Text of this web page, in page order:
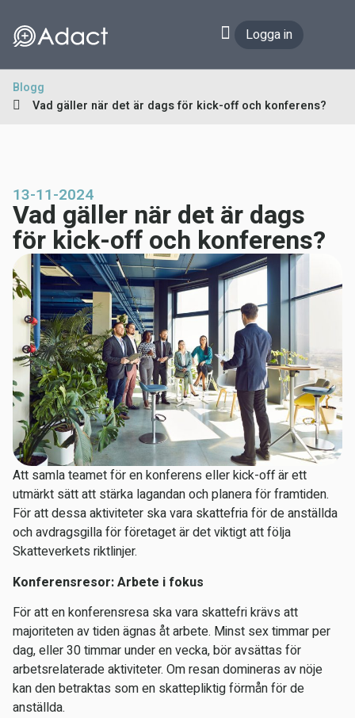
Logga in
Blogg
Vad gäller när det är dags för kick-off och konferens?
13-11-2024
Vad gäller när det är dags
för kick-off och konferens?
Att samla teamet för en konferens eller kick-off är ett
utmärkt sätt att stärka lagandan och planera för framtiden.
För att dessa aktiviteter ska vara skattefria för de anställda
och avdragsgilla för företaget är det viktigt att följa
Skatteverkets riktlinjer.
Konferensresor: Arbete i fokus
För att en konferensresa ska vara skattefri krävs att
majoriteten av tiden ägnas åt arbete. Minst sex timmar per
dag, eller 30 timmar under en vecka, bör avsättas för
arbetsrelaterade aktiviteter. Om resan domineras av nöje
kan den betraktas som en skattepliktig förmån för de
anställda.